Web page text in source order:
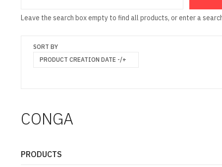
Leave the search box empty to find all products, or enter a
SORT BY
PRODUCT CREATION DATE -/+
CONGA
PRODUCTS